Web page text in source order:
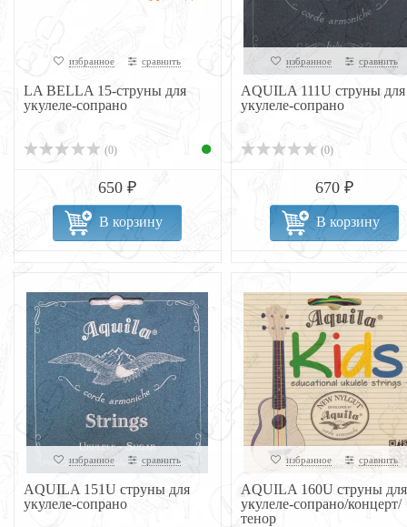
избранное сравнить
LA BELLA 15-струны для
укулеле-сопрано
(0)
650 ₽
В корзину
избранное сравнить
AQUILA 111U струны для
укулеле-сопрано
(0)
670 ₽
В корзину
избранное сравнить
AQUILA 151U струны для
укулеле-сопрано
избранное сравнить
AQUILA 160U струны для
укулеле-сопрано/концерт/
тенор